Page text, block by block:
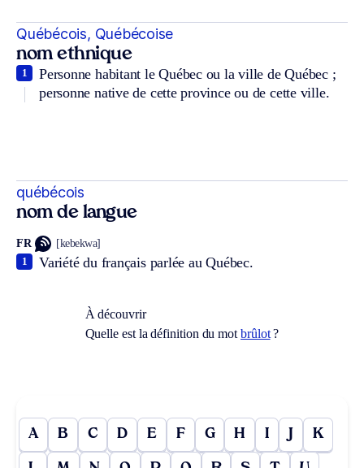
Québécois, Québécoise
nom ethnique
Personne habitant le Québec ou la ville de Québec ;
personne native de cette province ou de cette ville.
1
québécois
nom de langue
FR [kebekwa]
Variété du français parlée au Québec.
1
À découvrir
Quelle est la définition du motbrûlot?
A B C D E F G H I J K